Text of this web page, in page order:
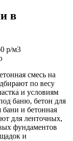
в
р/м3
смесь на
по весу
и условиям
баню, бетон для
и бетонная
для ленточных,
фундаментов
и